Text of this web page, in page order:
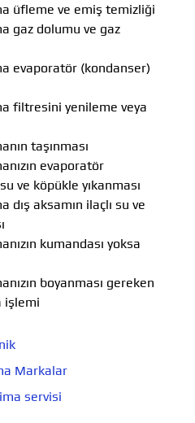
üfleme ve emiş temizliği
gaz dolumu ve gaz
evaporatör (kondanser)
filtresini yenileme veya
taşınması
evaporatör
ve köpükle yıkanması
dış aksamın ilaçlı su ve
kumandası yoksa
boyanması gereken
işlemi
Markalar
servisi